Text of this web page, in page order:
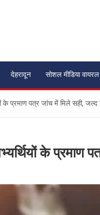
देहरादून सोशल मीडिया वायरल
के प्रमाण पत्र जांच में मिले सही,
के प्रमाण